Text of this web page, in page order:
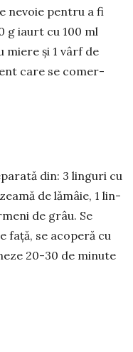
nevoie pen­tru a fi
g iaurt cu 100 ml
miere și 1 vârf de
care se comer­
din: 3 linguri cu
de lă­mâie, 1 lin­
de grâu. Se
față, se aco­peră cu
20-30 de minute